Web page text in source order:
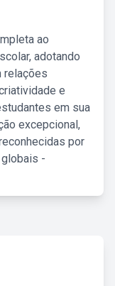
ao
adotando
relações
e
em sua
excepcional,
por
-